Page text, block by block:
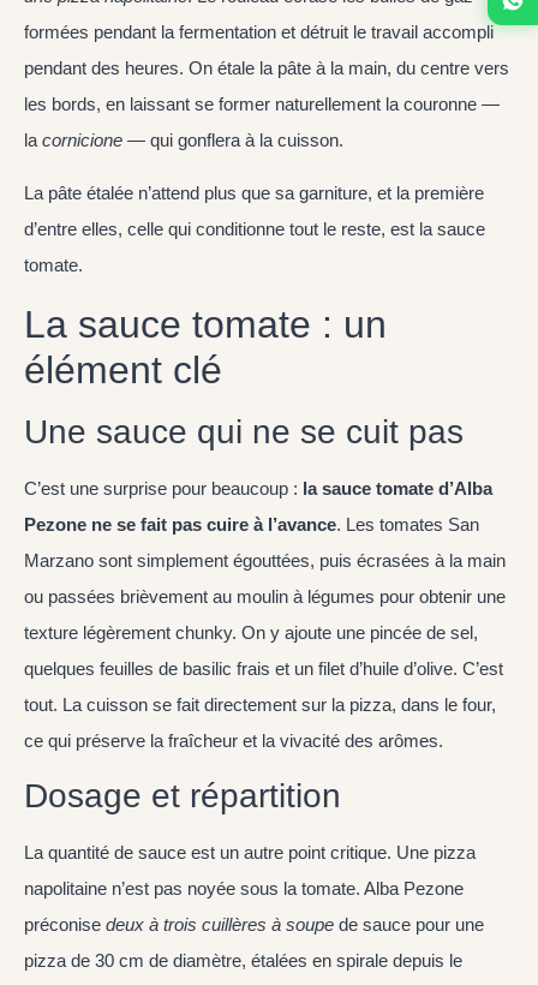
formées pendant la fermentation et détruit le travail accompli
pendant des heures. On étale la pâte à la main, du centre vers
les bords, en laissant se former naturellement la couronne —
la cornicione — qui gonflera à la cuisson.
La pâte étalée n’attend plus que sa garniture, et la première
d’entre elles, celle qui conditionne tout le reste, est la sauce
tomate.
La sauce tomate : un
élément clé
Une sauce qui ne se cuit pas
C’est une surprise pour beaucoup : la sauce tomate d’Alba
Pezone ne se fait pas cuire à l’avance. Les tomates San
Marzano sont simplement égouttées, puis écrasées à la main
ou passées brièvement au moulin à légumes pour obtenir une
texture légèrement chunky. On y ajoute une pincée de sel,
quelques feuilles de basilic frais et un filet d’huile d’olive. C’est
tout. La cuisson se fait directement sur la pizza, dans le four,
ce qui préserve la fraîcheur et la vivacité des arômes.
Dosage et répartition
La quantité de sauce est un autre point critique. Une pizza
napolitaine n’est pas noyée sous la tomate. Alba Pezone
préconise deux à trois cuillères à soupe de sauce pour une
pizza de 30 cm de diamètre, étalées en spirale depuis le